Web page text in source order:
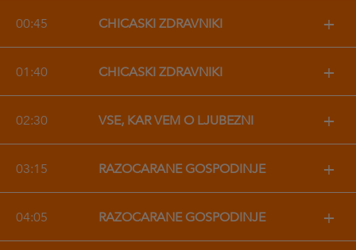
00:45 CHICAŠKI ZDRAVNIKI +
01:40 CHICAŠKI ZDRAVNIKI +
02:30 VSE, KAR VEM O LJUBEZNI +
03:15 RAZOČARANE GOSPODINJE +
04:05 RAZOČARANE GOSPODINJE +